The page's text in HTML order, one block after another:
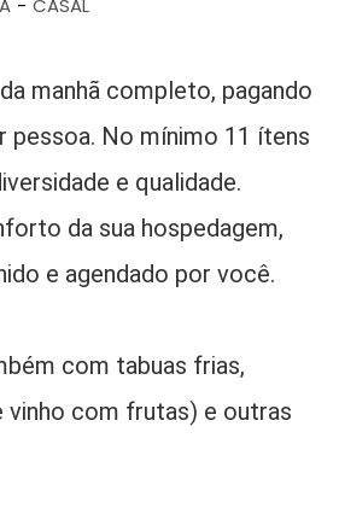
- CASAL
manhã completo, pagando
pessoa. No mínimo 11 ítens
e qualidade.
da sua hospedagem,
e agendado por você.
com tabuas frias,
vinho com frutas) e outras